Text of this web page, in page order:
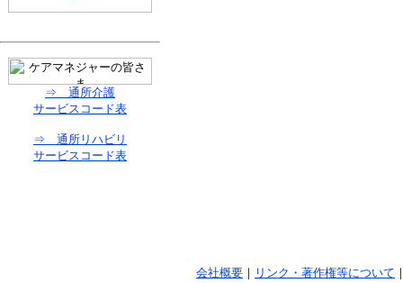
⇒ 通所介護
サービスコード表
⇒ 通所リハビリ
サービスコード表
会社概要 ｜ リンク・著作権等について